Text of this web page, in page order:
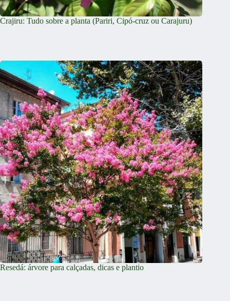
Crajiru: Tudo sobre a planta (Pariri, Cipó-cruz ou Carajuru)
Resedá: árvore para calçadas, dicas e plantio